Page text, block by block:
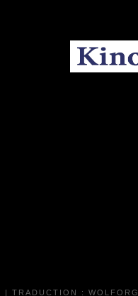
| TRADUCTION : WOLFORG